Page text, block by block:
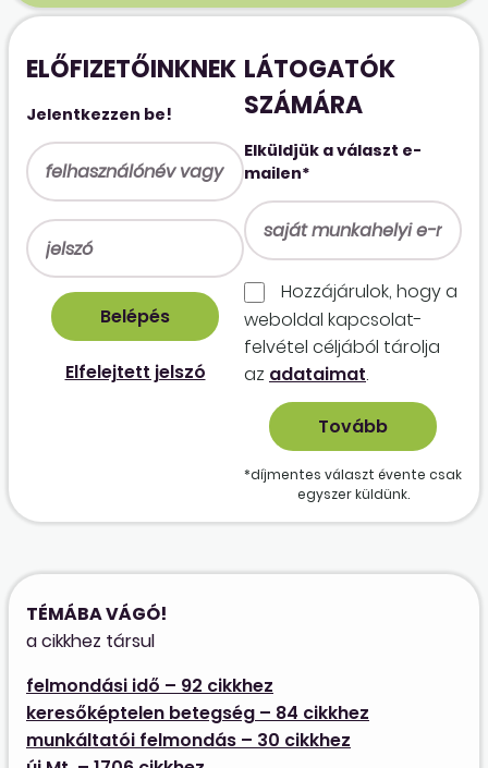
ELŐFIZETŐINKNEK
Jelentkezzen be!
Elfelejtett jelszó
LÁTOGATÓK
SZÁMÁRA
Elküldjük a választ e-
mailen*
Hozzájárulok, hogy a
weboldal kapcso­lat­
felvétel céljából tárolja
az adataimat.
*díjmentes választ évente csak
egyszer küldünk.
TÉMÁBA VÁGÓ!
a cikkhez társul
felmondási idő – 92 cikkhez
keresőképtelen betegség – 84 cikkhez
munkáltatói felmondás – 30 cikkhez